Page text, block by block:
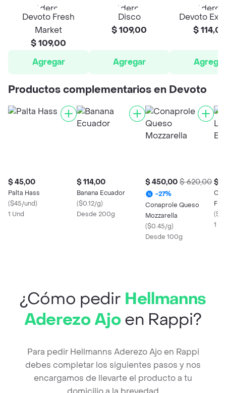
Devoto Fresh
Market
$ 109,00
Agregar
Disco
$ 109,00
Agregar
Devoto
$
Agregar
Productos complementarios en Devoto
$ 45,00
Palta Hass
($45/und)
1 Und
$ 114,00
Banana Ecuador
($0.12/g)
Desde 200g
$ 450,00 $ 620,00
-27%
Conaprole Queso
Mozzarella
($0.45/g)
Desde 100g
$
(
1 X
¿Cómo pedir Hellmanns
Aderezo Ajoen Rappi?
Para pedir Hellmanns Aderezo Ajo en Rappi
debes completar los siguientes pasos y nos
encargamos de llevarte el producto a tu